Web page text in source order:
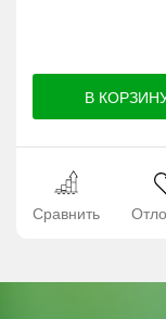
Сравнить